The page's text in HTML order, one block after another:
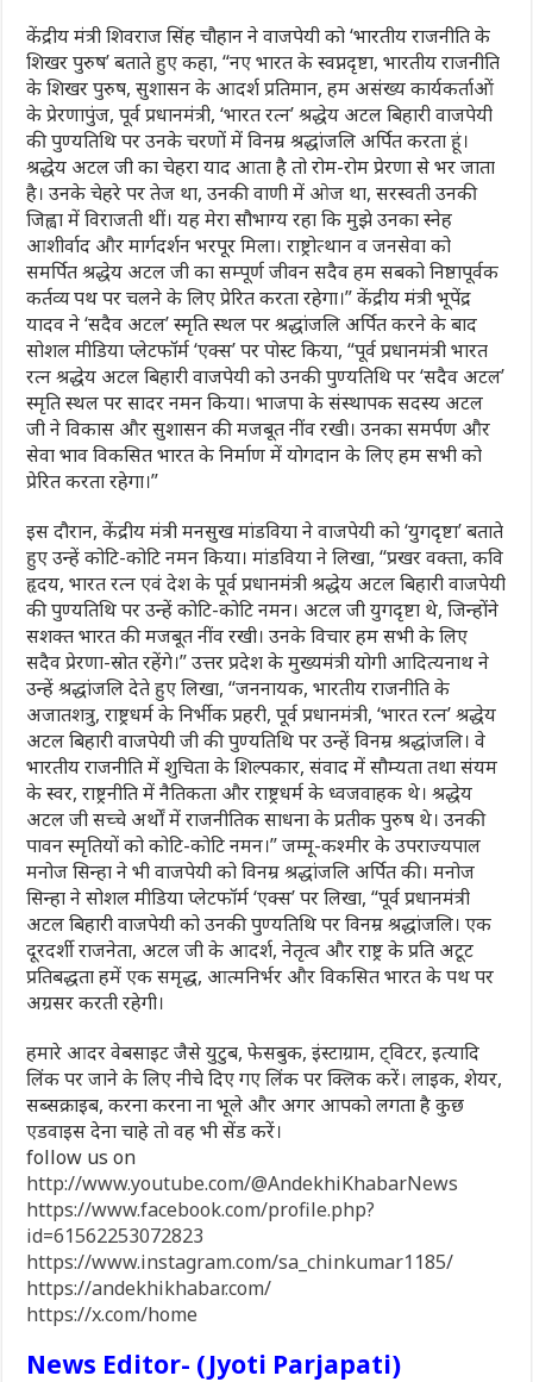
केंद्रीय मंत्री शिवराज सिंह चौहान ने वाजपेयी को ‘भारतीय राजनीति के
शिखर पुरुष’ बताते हुए कहा, “नए भारत के स्वप्नदृष्टा, भारतीय राजनीति
के शिखर पुरुष, सुशासन के आदर्श प्रतिमान, हम असंख्य कार्यकर्ताओं
के प्रेरणापुंज, पूर्व प्रधानमंत्री, ‘भारत रत्न’ श्रद्धेय अटल बिहारी वाजपेयी
की पुण्यतिथि पर उनके चरणों में विनम्र श्रद्धांजलि अर्पित करता हूं।
श्रद्धेय अटल जी का चेहरा याद आता है तो रोम-रोम प्रेरणा से भर जाता
है। उनके चेहरे पर तेज था, उनकी वाणी में ओज था, सरस्वती उनकी
जिह्वा में विराजती थीं। यह मेरा सौभाग्य रहा कि मुझे उनका स्नेह
आशीर्वाद और मार्गदर्शन भरपूर मिला। राष्ट्रोत्थान व जनसेवा को
समर्पित श्रद्धेय अटल जी का सम्पूर्ण जीवन सदैव हम सबको निष्ठापूर्वक
कर्तव्य पथ पर चलने के लिए प्रेरित करता रहेगा।” केंद्रीय मंत्री भूपेंद्र
यादव ने ‘सदैव अटल’ स्मृति स्थल पर श्रद्धांजलि अर्पित करने के बाद
सोशल मीडिया प्लेटफॉर्म ‘एक्स’ पर पोस्ट किया, “पूर्व प्रधानमंत्री भारत
रत्न श्रद्धेय अटल बिहारी वाजपेयी को उनकी पुण्यतिथि पर ‘सदैव अटल’
स्मृति स्थल पर सादर नमन किया। भाजपा के संस्थापक सदस्य अटल
जी ने विकास और सुशासन की मजबूत नींव रखी। उनका समर्पण और
सेवा भाव विकसित भारत के निर्माण में योगदान के लिए हम सभी को
प्रेरित करता रहेगा।”
इस दौरान, केंद्रीय मंत्री मनसुख मांडविया ने वाजपेयी को ‘युगदृष्टा’ बताते
हुए उन्हें कोटि-कोटि नमन किया। मांडविया ने लिखा, “प्रखर वक्ता, कवि
हृदय, भारत रत्न एवं देश के पूर्व प्रधानमंत्री श्रद्धेय अटल बिहारी वाजपेयी
की पुण्यतिथि पर उन्हें कोटि-कोटि नमन। अटल जी युगदृष्टा थे, जिन्होंने
सशक्त भारत की मजबूत नींव रखी। उनके विचार हम सभी के लिए
सदैव प्रेरणा-स्रोत रहेंगे।” उत्तर प्रदेश के मुख्यमंत्री योगी आदित्यनाथ ने
उन्हें श्रद्धांजलि देते हुए लिखा, “जननायक, भारतीय राजनीति के
अजातशत्रु, राष्ट्रधर्म के निर्भीक प्रहरी, पूर्व प्रधानमंत्री, ‘भारत रत्न’ श्रद्धेय
अटल बिहारी वाजपेयी जी की पुण्यतिथि पर उन्हें विनम्र श्रद्धांजलि। वे
भारतीय राजनीति में शुचिता के शिल्पकार, संवाद में सौम्यता तथा संयम
के स्वर, राष्ट्रनीति में नैतिकता और राष्ट्रधर्म के ध्वजवाहक थे। श्रद्धेय
अटल जी सच्चे अर्थों में राजनीतिक साधना के प्रतीक पुरुष थे। उनकी
पावन स्मृतियों को कोटि-कोटि नमन।” जम्मू-कश्मीर के उपराज्यपाल
मनोज सिन्हा ने भी वाजपेयी को विनम्र श्रद्धांजलि अर्पित की। मनोज
सिन्हा ने सोशल मीडिया प्लेटफॉर्म ‘एक्स’ पर लिखा, “पूर्व प्रधानमंत्री
अटल बिहारी वाजपेयी को उनकी पुण्यतिथि पर विनम्र श्रद्धांजलि। एक
दूरदर्शी राजनेता, अटल जी के आदर्श, नेतृत्व और राष्ट्र के प्रति अटूट
प्रतिबद्धता हमें एक समृद्ध, आत्मनिर्भर और विकसित भारत के पथ पर
अग्रसर करती रहेगी।
हमारे आदर वेबसाइट जैसे युटुब, फेसबुक, इंस्टाग्राम, ट्विटर, इत्यादि
लिंक पर जाने के लिए नीचे दिए गए लिंक पर क्लिक करें। लाइक, शेयर,
सब्सक्राइब, करना करना ना भूले और अगर आपको लगता है कुछ
एडवाइस देना चाहे तो वह भी सेंड करें।
follow us on
http://www.youtube.com/@AndekhiKhabarNews
https://www.facebook.com/profile.php?
id=61562253072823
https://www.instagram.com/sa_chinkumar1185/
https://andekhikhabar.com/
https://x.com/home
News Editor- (Jyoti Parjapati)